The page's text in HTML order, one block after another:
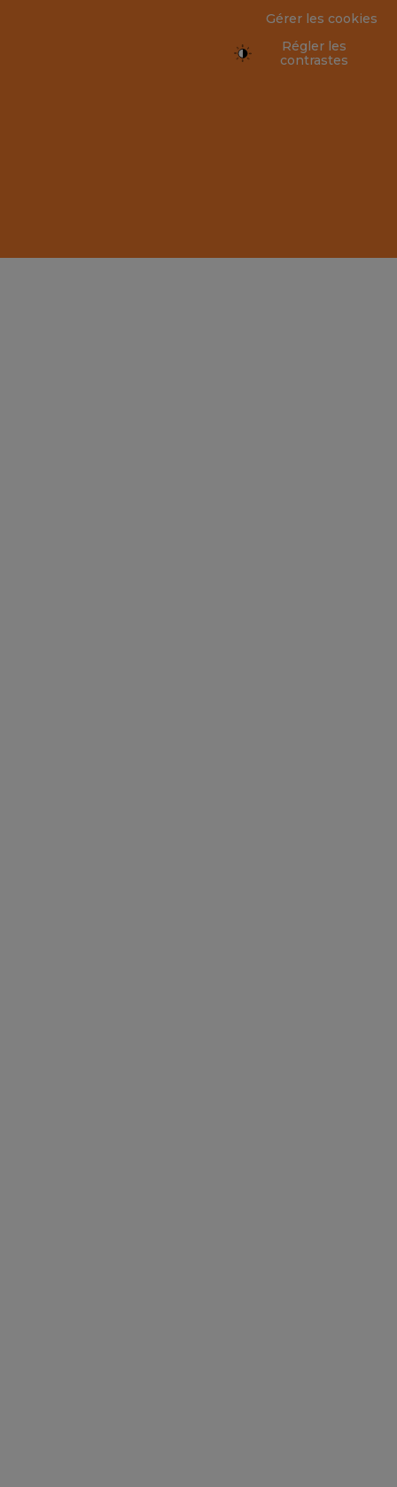
Gérer les cookies
Régler les
contrastes